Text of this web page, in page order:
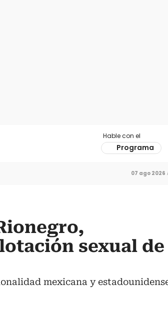
Hable con el
Programa
07 ago 2026
sexual de
mexicana y